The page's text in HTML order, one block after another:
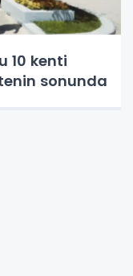
10 kenti
sonunda